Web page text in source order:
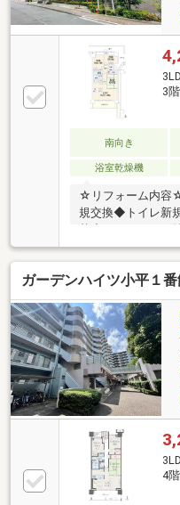
3
南向き
浴室乾燥機
☆リフォーム内容
規交換◆トイレ新
クリーニング 他
対応(夜間除く)。
りたいを叶えます
以上の金融機関と
プランをご提案さ
ガーデンハイツ小平１
4